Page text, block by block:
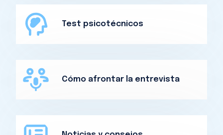
Test psicotécnicos
Cómo afrontar la entrevista